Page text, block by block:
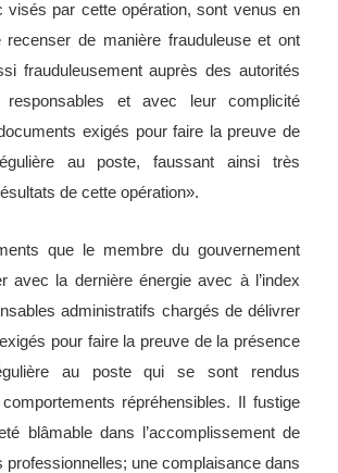
visés par cette opération, sont venus en
de manière frauduleuse et ont
frauduleusement auprès des autorités
responsables et avec leur complicité
exigés pour faire la preuve de
au poste, faussant ainsi très
de cette opération».
que le membre du gouvernement
avec la dernière énergie avec à l’index
administratifs chargés de délivrer
pour faire la preuve de la présence
au poste qui se sont rendus
répréhensibles. Il fustige
blâmable dans l’accomplissement de
professionnelles; une complaisance dans